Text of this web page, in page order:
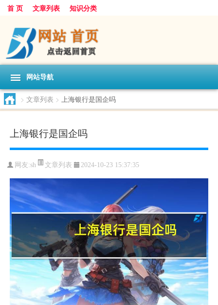
首 页 文章列表 知识分类
网站导航
> 文章列表 > 上海银行是国企吗
上海银行是国企吗
网友:sh 文章列表 2024-10-23 15:37:35